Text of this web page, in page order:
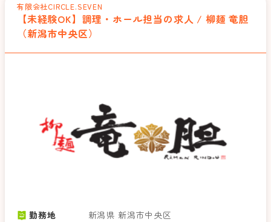
有限会社CIRCLE.SEVEN
【未経験OK】調理・ホール担当の求人 / 柳麺 竜胆
（新潟市中央区）
勤務地 新潟県 新潟市中央区